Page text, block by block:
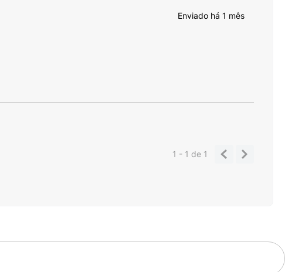
Enviado há 1 mês
1 - 1de 1